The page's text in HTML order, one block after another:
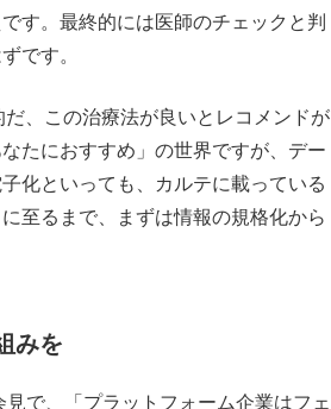
す。最終的には医師のチェックと判
です。
、この治療法が良いとレコメンドが
たにおすすめ」の世界ですが、デー
化といっても、カルテに載っている
至るまで、まずは情報の規格化から
みを
で、「プラットフォーム企業はフェ